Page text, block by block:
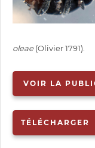
oleae(Olivier 1791).
VOIR LA
TÉLÉCHARGER